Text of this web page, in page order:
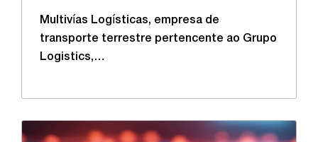
Multivías Logísticas, empresa de
transporte terrestre pertencente ao Grupo
Logistics,…